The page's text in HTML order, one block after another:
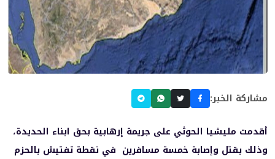
مشاركة الخبر:
أقدمت مليشيا الحوثي على جريمة إرهابية بحق ابناء الحديدة،
وذلك بقتل وإصابة خمسة مسافرين في نقطة تفتيش بالحزم